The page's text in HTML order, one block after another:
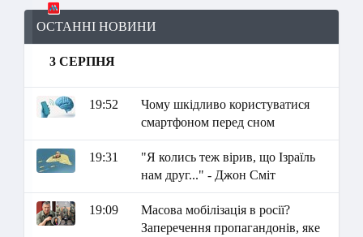
ОСТАННІ НОВИНИ
3 СЕРПНЯ
19:52
Чому шкідливо користуватися
смартфоном перед сном
19:31
"Я колись теж вірив, що Ізраїль
нам друг..." - Джон Сміт
19:09
Масова мобілізація в росії?
Заперечення пропагандонів, яке